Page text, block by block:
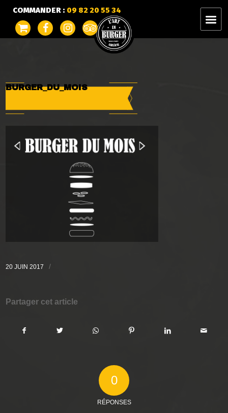
COMMANDER : 09 82 20 55 34
BURGER_DU_MOIS
20 JUIN 2017 /
Partager cet article
0
RÉPONSES